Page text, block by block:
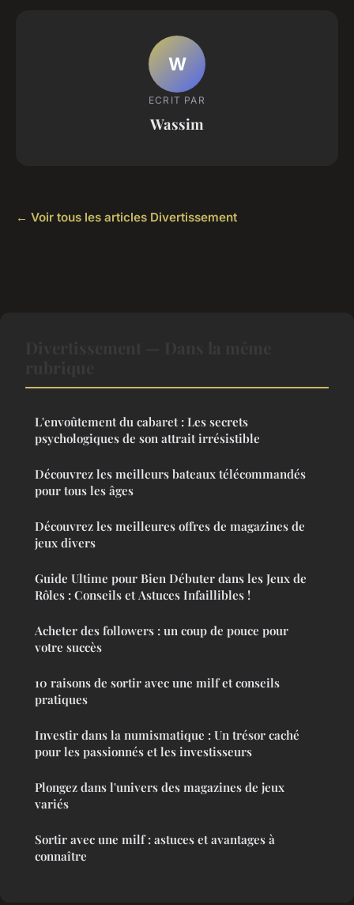
W
ECRIT PAR
Wassim
← Voir tous les articles Divertissement
L'envoûtement du cabaret : Les secrets
psychologiques de son attrait irrésistible
Découvrez les meilleurs bateaux télécommandés
pour tous les âges
Découvrez les meilleures offres de magazines de
jeux divers
Guide Ultime pour Bien Débuter dans les Jeux de
Rôles : Conseils et Astuces Infaillibles !
Acheter des followers : un coup de pouce pour
votre succès
10 raisons de sortir avec une milf et conseils
pratiques
Investir dans la numismatique : Un trésor caché
pour les passionnés et les investisseurs
Plongez dans l'univers des magazines de jeux
variés
Sortir avec une milf : astuces et avantages à
connaître